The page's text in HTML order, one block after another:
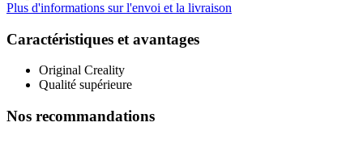
Plus d'informations sur l'envoi et la livraison
Caractéristiques et avantages
Original Creality
Qualité supérieure
Nos recommandations